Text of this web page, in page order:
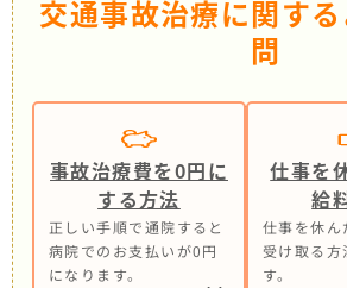
交通事故治療に関す
問
事故治療費を0円に
する方法
正しい手順で通院すると
病院でのお支払いが0円
になります。
仕事を
給
仕事を休ん
受け取る方
す。